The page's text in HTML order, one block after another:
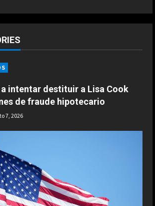
intentar destituir a Lisa Cook
de fraude hipotecario
7, 2026
ESPAÑA
La idea de Verstappen que quiere
copiar de Alonso: “Es una fuente de
inspiración…”
Agosto 8, 2026